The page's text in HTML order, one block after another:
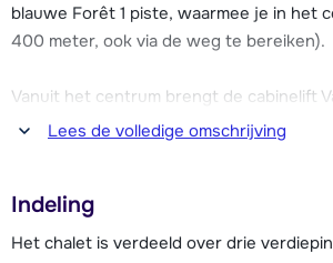
blauwe Forêt 1 piste, waarmee je in het
400 meter, ook via de weg te bereiken).
Vanuit het centrum brengt de cabinelift
uitgestrekte skigebied van Les Arcs.
Paradiski skipas is het ook mogelijk om
Express te skiën en de oversteek naar
Plagne te maken. In het centrum van
tevens de skilessen en indien bijgeboekt
Lees de volledige omschrijving
Indeling
Het chalet is verdeeld over drie